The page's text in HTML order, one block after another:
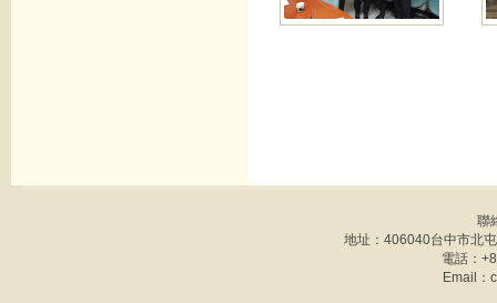
聯
地址：406040台中市北
電話：
Email：